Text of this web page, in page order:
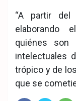
“A partir del
elaborando
quiénes son
intelectuales
trópico y de
que se